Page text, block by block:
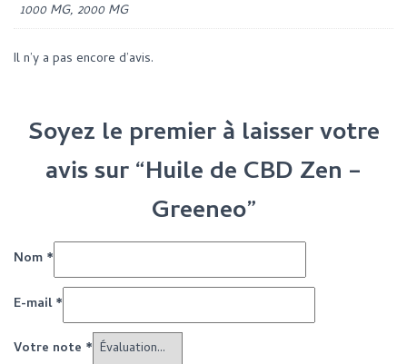
1000 MG, 2000 MG
Il n’y a pas encore d’avis.
Soyez le premier à laisser votre
avis sur “Huile de CBD Zen –
Greeneo”
Nom *
E-mail*
Votre note *